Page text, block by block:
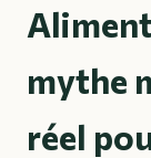
mythe
réel